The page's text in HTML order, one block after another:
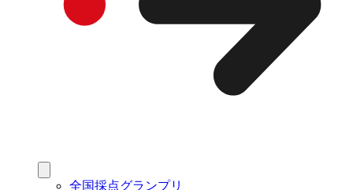
全国採点グランプリ